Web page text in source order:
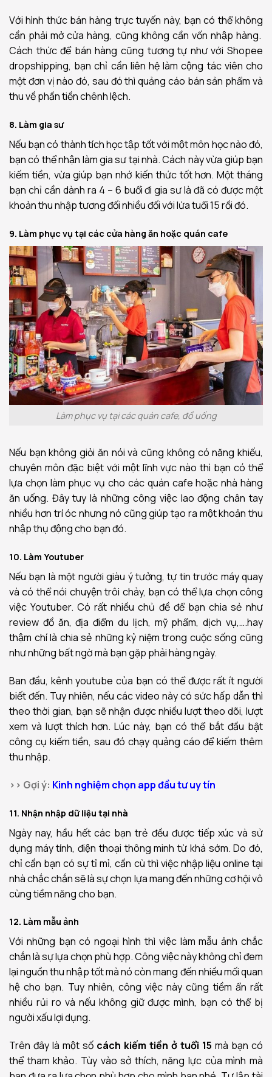
Với hình thức bán hàng trực tuyến này, bạn có thể không
cần phải mở cửa hàng, cũng không cần vốn nhập hàng.
Cách thức để bán hàng cũng tương tự như với Shopee
dropshipping, bạn chỉ cần liên hệ làm cộng tác viên cho
một đơn vị nào đó, sau đó thì quảng cáo bán sản phẩm và
thu về phần tiền chênh lệch.
8. Làm gia sư
Nếu bạn có thành tích học tập tốt với một môn học nào đó,
bạn có thể nhận làm gia sư tại nhà. Cách này vừa giúp bạn
kiếm tiền, vừa giúp bạn nhớ kiến thức tốt hơn. Một tháng
bạn chỉ cần dành ra 4 – 6 buổi đi gia sư là đã có được một
khoản thu nhập tương đối nhiều đối với lứa tuổi 15 rồi đó.
9. Làm phục vụ tại các cửa hàng ăn hoặc quán cafe
Làm phục vụ tại các quán cafe, đồ uống
Nếu bạn không giỏi ăn nói và cũng không có năng khiếu,
chuyên môn đặc biệt với một lĩnh vực nào thì bạn có thể
lựa chọn làm phục vụ cho các quán cafe hoặc nhà hàng
ăn uống. Đây tuy là những công việc lao động chân tay
nhiều hơn trí óc nhưng nó cũng giúp tạo ra một khoản thu
nhập thụ động cho bạn đó.
10. Làm Youtuber
Nếu bạn là một người giàu ý tưởng, tự tin trước máy quay
và có thể nói chuyện trôi chảy, bạn có thể lựa chọn công
việc Youtuber. Có rất nhiều chủ đề để bạn chia sẻ như
review đồ ăn, địa điểm du lịch, mỹ phẩm, dịch vụ,….hay
thậm chí là chia sẻ những kỷ niệm trong cuộc sống cũng
như những bất ngờ mà bạn gặp phải hàng ngày.
Ban đầu, kênh youtube của bạn có thể được rất ít người
biết đến. Tuy nhiên, nếu các video này có sức hấp dẫn thì
theo thời gian, bạn sẽ nhận được nhiều lượt theo dõi, lượt
xem và lượt thích hơn. Lúc này, bạn có thể bắt đầu bật
công cụ kiếm tiền, sau đó chạy quảng cáo để kiếm thêm
thu nhập.
>> Gợi ý: Kinh nghiệm chọn app đầu tư uy tín
11. Nhận nhập dữ liệu tại nhà
Ngày nay, hầu hết các bạn trẻ đều được tiếp xúc và sử
dụng máy tính, điện thoại thông minh từ khá sớm. Do đó,
chỉ cần bạn có sự tỉ mỉ, cần cù thì việc nhập liệu online tại
nhà chắc chắn sẽ là sự chọn lựa mang đến những cơ hội vô
cùng tiềm năng cho bạn.
12. Làm mẫu ảnh
Với những bạn có ngoại hình thì việc làm mẫu ảnh chắc
chắn là sự lựa chọn phù hợp. Công việc này không chỉ đem
lại nguồn thu nhập tốt mà nó còn mang đến nhiều mối quan
hệ cho bạn. Tuy nhiên, công việc này cũng tiềm ẩn rất
nhiều rủi ro và nếu không giữ được mình, bạn có thể bị
người xấu lợi dụng.
Trên đây là một số cách kiếm tiền ở tuổi 15 mà bạn có
thể tham khảo. Tùy vào sở thích, năng lực của mình mà